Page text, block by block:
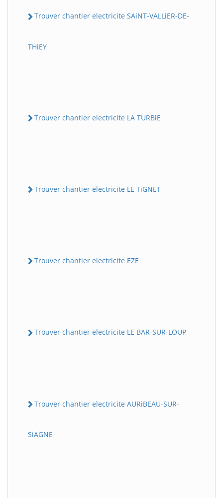
Trouver chantier electricite SAiNT-VALLiER-DE-
THiEY
Trouver chantier electricite LA TURBiE
Trouver chantier electricite LE TiGNET
Trouver chantier electricite EZE
Trouver chantier electricite LE BAR-SUR-LOUP
Trouver chantier electricite AURiBEAU-SUR-
SiAGNE